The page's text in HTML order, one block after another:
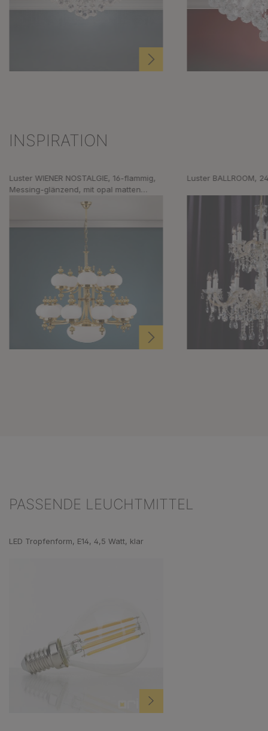
Produktgalerie überspringen
INSPIRATION
Luster WIENER NOSTALGIE, 16-flammig,
Messing-glänzend, mit opal matten
Luster BALLROOM,
PASSENDE LEUCHTMITTEL
LED Tropfenform, E14, 4,5 Watt, klar